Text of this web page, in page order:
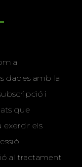
a
dades amb la
i
que
exercir els
al tractament